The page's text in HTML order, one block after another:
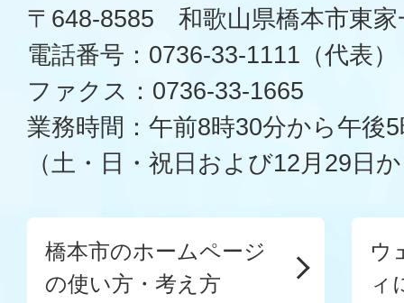
〒648-8585 和歌山県橋本市東家
電話番号：0736-33-1111（代表）
ファクス：0736-33-1665
業務時間：午前8時30分から午後
（土・日・祝日および12月29日
橋本市のホームページ
の使い方・考え方
ウ
ィ